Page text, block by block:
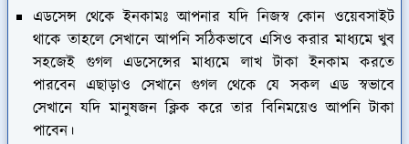
এডসেন্স থেকে ইনকামঃ আপনার যদি নিজস্ব কোন ওয়েবসাইট
থাকে তাহলে সেখানে আপনি সঠিকভাবে এসিও করার মাধ্যমে খুব
সহজেই গুগল এডসেন্সের মাধ্যমে লাখ টাকা ইনকাম করতে
পারবেন এছাড়াও সেখানে গুগল থেকে যে সকল এড স্বভাবে
সেখানে যদি মানুষজন ক্লিক করে তার বিনিময়েও আপনি টাকা
পাবেন।